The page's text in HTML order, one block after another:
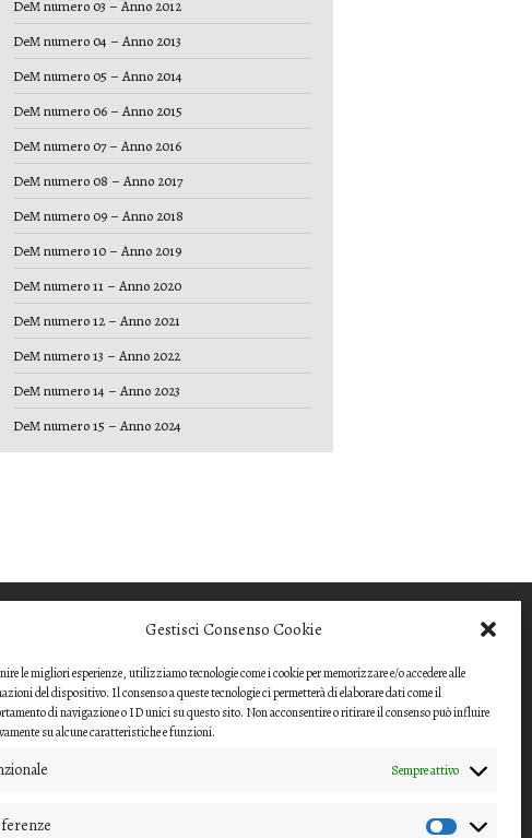
Gestisci Consenso Cookie
le migliori esperienze, utilizziamo tecnologie come i cookie per memorizzare e/o accedere alle
del dispositivo. Il consenso a queste tecnologie ci permetterà di elaborare dati come il
di navigazione o ID unici su questo sito. Non acconsentire o ritirare il consenso può influire
su alcune caratteristiche e funzioni.
Sempre attivo
DeM numero 03 – Anno 2012
DeM numero 04 – Anno 2013
DeM numero 05 – Anno 2014
DeM numero 06 – Anno 2015
DeM numero 07 – Anno 2016
DeM numero 08 – Anno 2017
DeM numero 09 – Anno 2018
DeM numero 10 – Anno 2019
DeM numero 11 – Anno 2020
DeM numero 12 – Anno 2021
DeM numero 13 – Anno 2022
DeM numero 14 – Anno 2023
DeM numero 15 – Anno 2024
CONTRIBUTO
Gli articoli o i contributi da proporre devono
essere inviati ai